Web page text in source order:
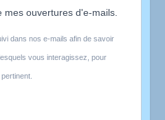
mes ouvertures d'e-mails.
dans nos e-mails afin de savoir
vous interagissez, pour